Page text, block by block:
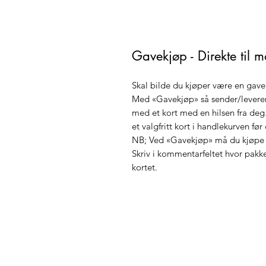
Gavekjøp - Direkte til
Skal bilde du kjøper være en
Med «Gavekjøp» så sender/
med et kort med en hilsen fra
et valgfritt kort i handlekurven før
NB; Ved «Gavekjøp» må du
Skriv i kommentarfeltet hvor
kortet.